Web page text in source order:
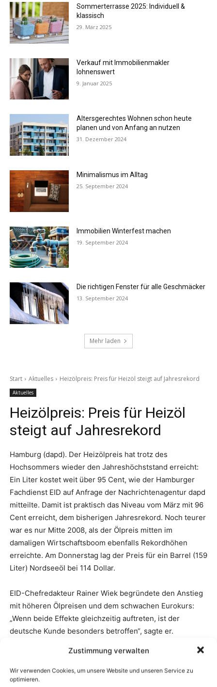
Zustimmung verwalten
Wir verwenden Cookies, um unsere Website und unseren Service zu
optimieren.
Sommerterrasse 2025: Individuell &
klassisch
29. März 2025
Verkauf mit Immobilienmakler
lohnenswert
9. Januar 2025
Altersgerechtes Wohnen schon heute
planen und von Anfang an nutzen
31. Dezember 2024
Minimalismus im Alltag
25. September 2024
Immobilien Winterfest machen
19. September 2024
Die richtigen Fenster für alle Geschmäcker
13. September 2024
Mehr laden